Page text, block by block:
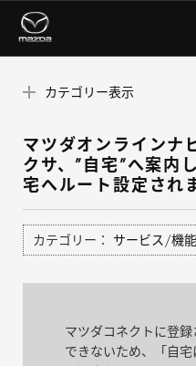
カテゴリー表示
マツダオンラインナ
クサ、”自宅”へ案内
宅へルート設定され
カテゴリー： サービス/機能
マツダコネクトに登
できないため、「自